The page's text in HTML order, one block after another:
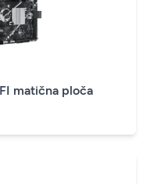
matična ploča